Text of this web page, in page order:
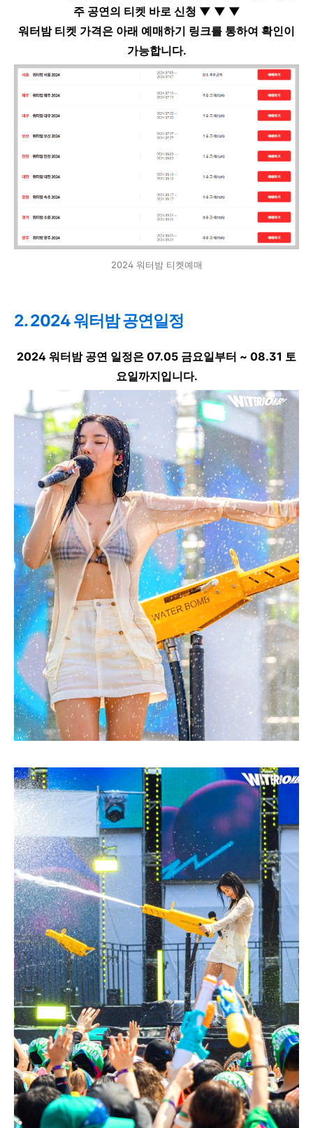
주 공연의 티켓 바로 신청 ▼ ▼ ▼
워터밤 티켓 가격은 아래 예매하기 링크를 통하여 확인이
가능합니다.
2024 워터밤 티켓예매
2. 2024 워터밤 공연일정
2024 워터밤 공연 일정은 07.05 금요일부터 ~ 08.31 토
요일까지입니다.